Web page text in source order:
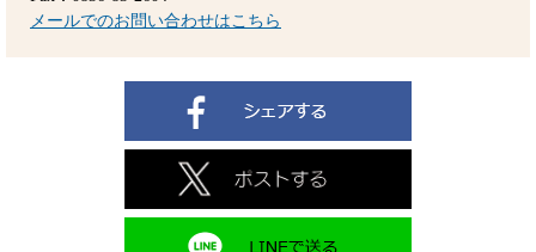
メールでのお問い合わせはこちら